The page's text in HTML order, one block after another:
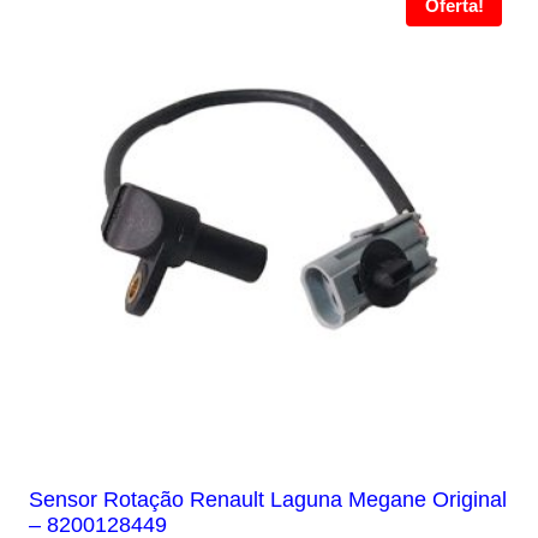
Oferta!
Sensor Rotação Renault Laguna Megane Original
– 8200128449